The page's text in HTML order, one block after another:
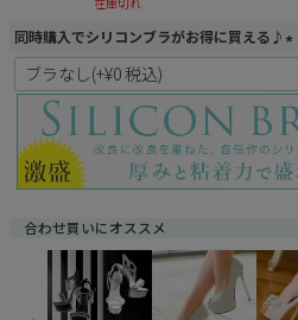
同時購入でシリコンブラがお得に買える♪
(
須
)
合わせ買いにオススメ